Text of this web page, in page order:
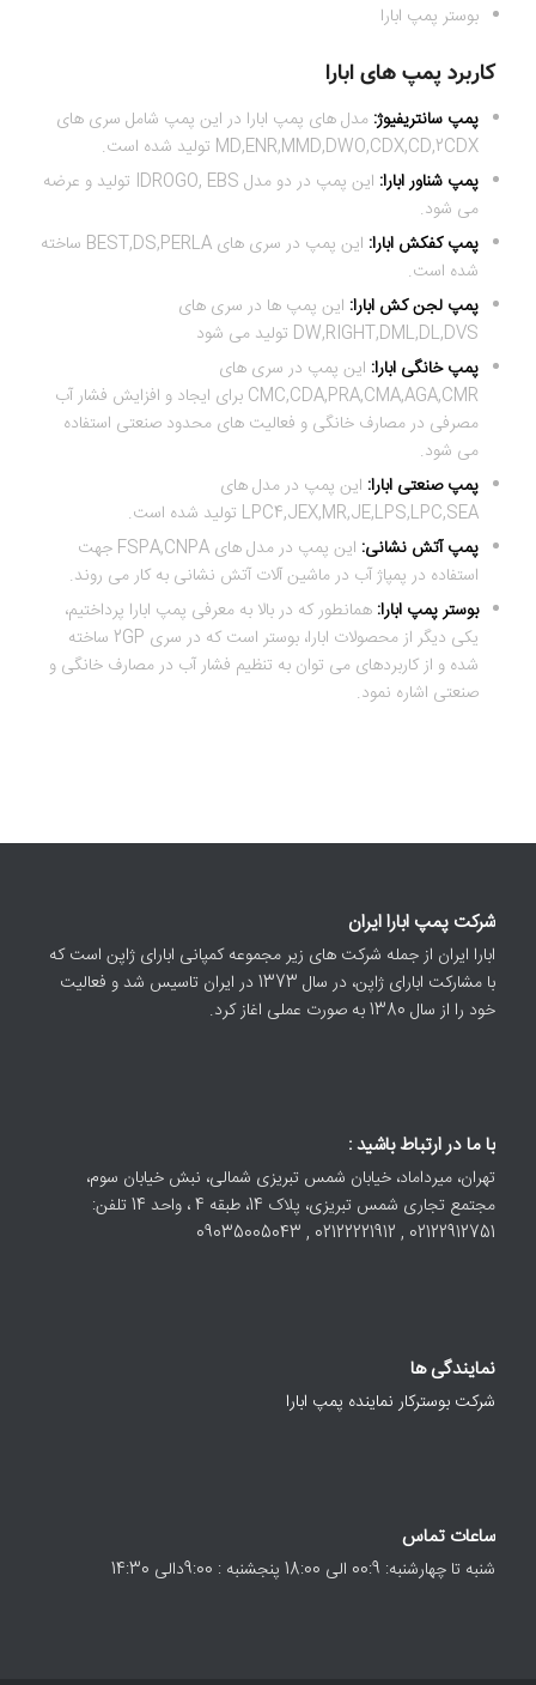
بوستر پمپ ابارا
کاربرد پمپ های ابارا
پمپ سانتریفیوژ: مدل های پمپ ابارا در این پمپ شامل سری های
MD,ENR,MMD,DWO,CDX,CD,2CDX تولید شده است.
پمپ شناور ابارا:
این پمپ در دو مدل IDROGO, EBS تولید و عرضه
می شود.
پمپ کفکش ابارا:
این پمپ در سری های BEST,DS,PERLA ساخته
شده است.
پمپ لجن کش ابارا: این پمپ ها در سری های
DW,RIGHT,DML,DL,DVS تولید می شود
پمپ خانگی ابارا: این پمپ در سری های
CMC,CDA,PRA,CMA,AGA,CMR برای ایجاد و افزایش فشار آب
مصرفی در مصارف خانگی و فعالیت های محدود صنعتی استفاده
می شود.
پمپ صنعتی ابارا: این پمپ در مدل های
LPC4,JEX,MR,JE,LPS,LPC,SEA تولید شده است.
پمپ آتش نشانی:
این پمپ در مدل های FSPA,CNPA جهت
استفاده در پمپاژ آب در ماشین آلات آتش نشانی به کار می روند.
بوستر پمپ ابارا: همانطور که در بالا به معرفی پمپ ابارا پرداختیم،
یکی دیگر از محصولات ابارا، بوستر است که در سری 2GP ساخته
شده و از کاربردهای می توان به تنظیم فشار آب در مصارف خانگی و
صنعتی اشاره نمود.
شرکت پمپ ابارا ایران
ابارا ایران از جمله شرکت های زیر مجموعه کمپانی ابارای ژاپن است که
با مشارکت ابارای ژاپن، در سال 1373 در ایران تاسیس شد و فعالیت
خود را از سال 1380 به صورت عملی اغاز کرد.
با ما در ارتباط باشید :
تهران، میرداماد، خیابان شمس تبریزی شمالی، نبش خیابان سوم،
مجتمع تجاری شمس تبریزی، پلاک 14، طبقه 4 ، واحد 14 تلفن:
02122912751 , 02122221912 , 09035005043
نمایندگی ها
شرکت بوسترکار نماینده پمپ ابارا
ساعات تماس
شنبه تا چهارشنبه: 00:9 الی 18:00 پنجشنبه : 9:00دالی 14:30